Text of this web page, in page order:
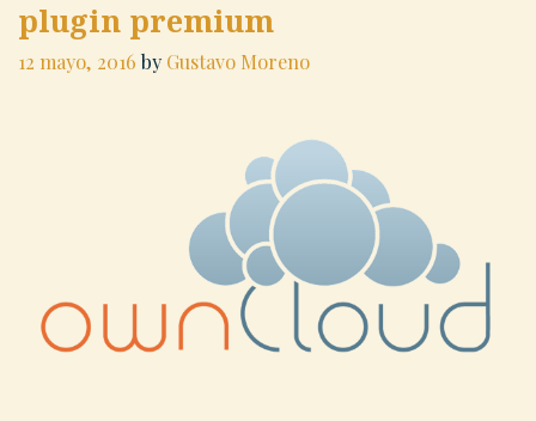
plugin premium
12 mayo, 2016 by Gustavo Moreno